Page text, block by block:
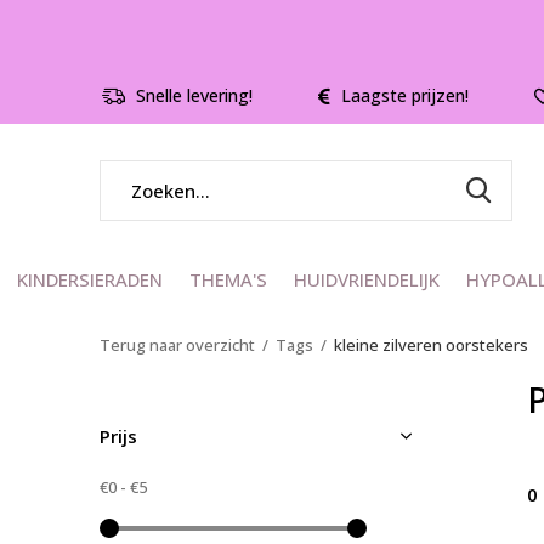
KINDERSIERADEN THEMA'S HUIDVRIENDELIJK
Snelle levering! Laagste prijzen!
Terug naar overzicht Tags kleine zilveren oorstekers
0
Prijs
€0 - €5